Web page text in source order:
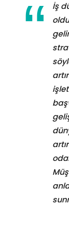
İş